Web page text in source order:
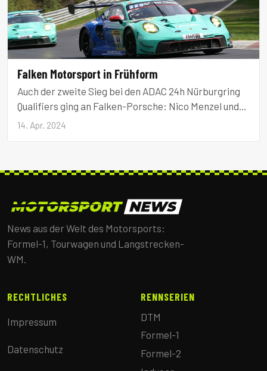
Falken Motorsport in Frühform
Auch der zweite Sieg bei den ADAC 24h Nürburgring
Qualifiers ging an Falken-Porsche: Nico Menzel und
Martin Ragginger holten am Sonntag mit dem
14. Apr. 2024
News aus der Welt des Motorsports:
Formel-1, Tourwagen und Langstrecken-
WM.
RECHTLICHES
Impressum
Datenschutz
RENNSERIEN
DTM
Formel-1
Formel-2